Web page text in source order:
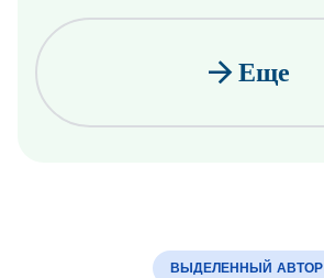
arrow_forwardЕще
ВЫДЕЛЕННЫЙ АВТОР